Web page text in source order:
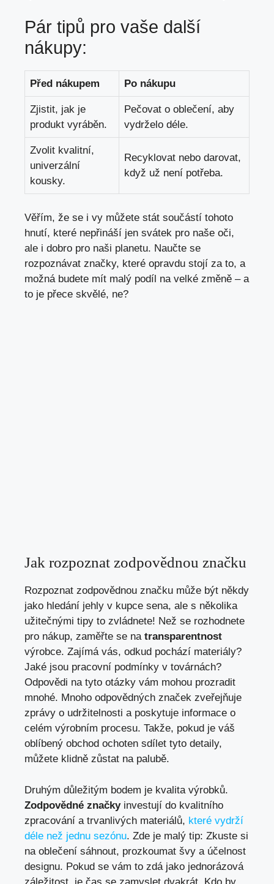
Pár tipů pro vaše další
nákupy:
Před nákupem Po nákupu
Zjistit, jak je
produkt vyráběn.
Pečovat o oblečení, aby
vydrželo déle.
Zvolit kvalitní,
univerzální
kousky.
Recyklovat nebo darovat,
když už není potřeba.
Věřím, že se i vy můžete stát součástí tohoto
hnutí, které nepřináší jen svátek pro naše oči,
ale i dobro pro naši planetu. Naučte se
rozpoznávat značky, které opravdu stojí za to, a
možná budete mít malý podíl na velké změně – a
to je přece skvělé, ne?
Jak rozpoznat zodpovědnou značku
Rozpoznat zodpovědnou značku může být někdy
jako hledání jehly v kupce sena, ale s několika
užitečnými tipy to zvládnete! Než se rozhodnete
pro nákup, zaměřte se na transparentnost
výrobce. Zajímá vás, odkud pochází materiály?
Jaké jsou pracovní podmínky v továrnách?
Odpovědi na tyto otázky vám mohou prozradit
mnohé. Mnoho odpovědných značek zveřejňuje
zprávy o udržitelnosti a poskytuje informace o
celém výrobním procesu. Takže, pokud je váš
oblíbený obchod ochoten sdílet tyto detaily,
můžete klidně zůstat na palubě.
Druhým důležitým bodem je kvalita výrobků.
Zodpovědné značkyinvestují do kvalitního
zpracování a trvanlivých materiálů, které vydrží
déle než jednu sezónu. Zde je malý tip: Zkuste si
na oblečení sáhnout, prozkoumat švy a účelnost
designu. Pokud se vám to zdá jako jednorázová
záležitost, je čas se zamyslet dvakrát. Kdo by